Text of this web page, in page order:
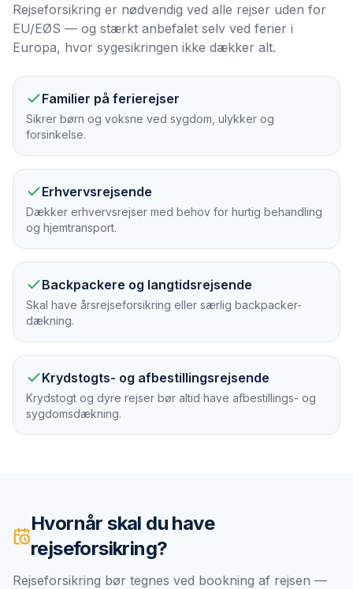
Rejseforsikring er nødvendig ved alle rejser uden for
EU/EØS — og stærkt anbefalet selv ved ferier i
Europa, hvor sygesikringen ikke dækker alt.
Familier på ferierejser
Sikrer børn og voksne ved sygdom, ulykker og
forsinkelse.
Erhvervsrejsende
Dækker erhvervsrejser med behov for hurtig behandling
og hjemtransport.
Backpackere og langtidsrejsende
Skal have årsrejseforsikring eller særlig backpacker-
dækning.
Krydstogts- og afbestillingsrejsende
Krydstogt og dyre rejser bør altid have afbestillings- og
sygdomsdækning.
Hvornår skal du have
rejseforsikring?
Rejseforsikring bør tegnes ved bookning af rejsen —